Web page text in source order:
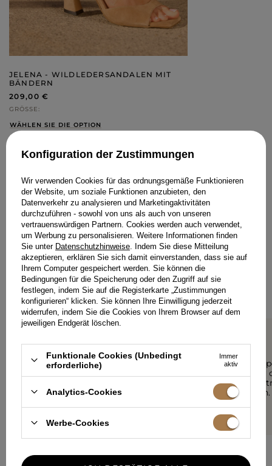
JELENA - WILDLEDERSANDALEN MIT
BÄNDERN
209,00 €
GRÖSSE
WÄHLEN SIE DIE OPTION
STYLING KAUFEN
HINTERLASSEN SIE IHR FEEDBACK
TEILEN SIE IHRE MEINUNG
MIT ANDEREN
Jede Meinung hilft anderen Kundinnen bei der Auswahl.
Wenn Sie dieses Modell getragen haben, teilen Sie bitte Ihre
Eindrücke mit - jedes Detail zähltal.
5/5
Schönes Kleid ❤️‍
ANONIM
5/5
Set super,
Urlaub,
separat
Empfohlen.
ANONIM
Konfiguration der Zustimmungen
Wir verwenden Cookies für das ordnungsgemäße Funktionieren
der Website, um soziale Funktionen anzubieten, den
Datenverkehr zu analysieren und Marketingaktivitäten
durchzuführen - sowohl von uns als auch von unseren
vertrauenswürdigen Partnern. Cookies werden auch verwendet,
um Werbung zu personalisieren. Weitere Informationen finden
Sie unter Datenschutzhinweise . Indem Sie diese Mitteilung
akzeptieren, erklären Sie sich damit einverstanden, dass sie auf
Ihrem Computer gespeichert werden. Sie können die
Bedingungen für die Speicherung oder den Zugriff auf sie
festlegen, indem Sie auf die Registerkarte „Zustimmungen
konfigurieren“ klicken. Sie können Ihre Einwilligung jederzeit
widerrufen, indem Sie die Cookies von Ihrem Browser auf dem
jeweiligen Endgerät löschen.
Funktionale Cookies (Unbedingt
erforderliche)
Immer
aktiv
Analytics-Cookies
Werbe-Cookies